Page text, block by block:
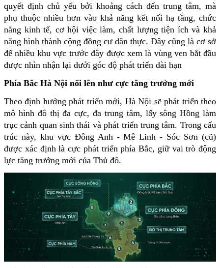
quyết định chủ yếu bởi khoảng cách đến trung tâm, mà
phụ thuộc nhiều hơn vào khả năng kết nối hạ tầng, chức
năng kinh tế, cơ hội việc làm, chất lượng tiện ích và khả
năng hình thành cộng đồng cư dân thực. Đây cũng là cơ sở
để nhiều khu vực trước đây được xem là vùng ven bắt đầu
được nhìn nhận lại dưới góc độ phát triển dài hạn
Phía Bắc Hà Nội nổi lên như cực tăng trưởng mới
Theo định hướng phát triển mới, Hà Nội sẽ phát triển theo
mô hình đô thị đa cực, đa trung tâm, lấy sông Hồng làm
trục cảnh quan sinh thái và phát triển trung tâm. Trong cấu
trúc này, khu vực Đông Anh - Mê Linh - Sóc Sơn (cũ)
được xác định là cực phát triển phía Bắc, giữ vai trò động
lực tăng trưởng mới của Thủ đô.